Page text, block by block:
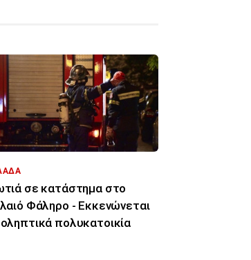
σε κατάστημα στο
Φάληρο - Εκκενώνεται
πολυκατοικία